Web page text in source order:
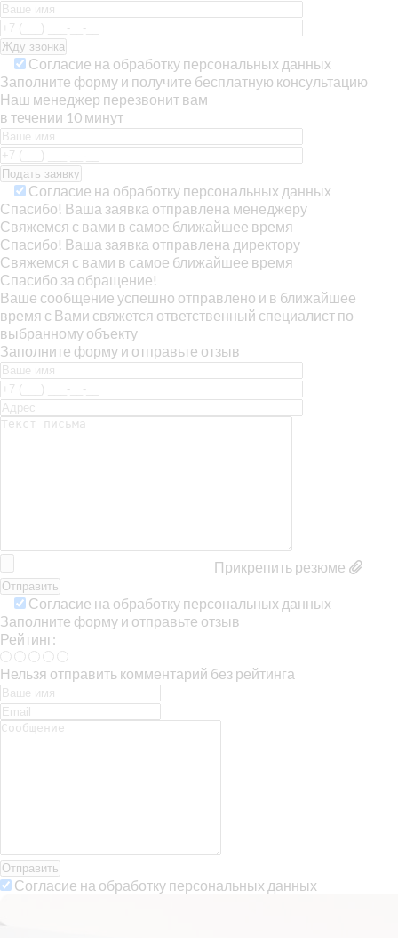
Согласие на обработку персональных данных
Заполните форму и получите бесплатную консультацию
Наш менеджер перезвонит вам
в течении 10 минут
Согласие на обработку персональных данных
Спасибо! Ваша заявка отправлена менеджеру
Свяжемся с вами в самое ближайшее время
Спасибо! Ваша заявка отправлена директору
Свяжемся с вами в самое ближайшее время
Спасибо за обращение!
Ваше сообщение успешно отправлено и в ближайшее
время с Вами свяжется ответственный специалист по
выбранному объекту
Заполните форму и отправьте отзыв
Прикрепить резюме
Согласие на обработку персональных данных
Заполните форму и отправьте отзыв
Рейтинг:
Нельзя отправить комментарий без рейтинга
Отправить
Согласие на обработку персональных данных